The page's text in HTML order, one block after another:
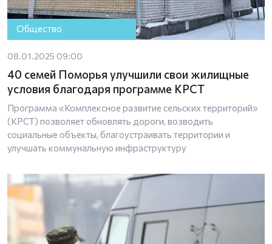
Общество
08.01.2025 09:00
40 семей Поморья улучшили свои жилищные
условия благодаря программе КРСТ
Программа «Комплексное развитие сельских территорий»
(КРСТ) позволяет обновлять дороги, возводить
социальные объекты, благоустраивать территории и
улучшать коммунальную инфраструктуру